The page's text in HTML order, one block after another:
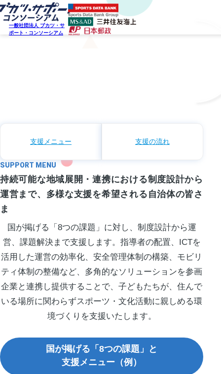
一般社団法人 ブカツ・サ
ポート・コンソーシアム
支援メニュー 支援の流れ
SUPPORT MENU
持続可能な地域展開・連携における制度設計から
運営まで、多様な支援を希望される自治体の皆さ
ま
国が掲げる「8つの課題」に対し、制度設計から運
営、課題解決まで支援します。指導者の配置、ICTを
活用した運営の効率化、安全管理体制の構築、モビリ
ティ体制の整備など、多角的なソリューションを参画
企業と連携し提供することで、子どもたちが、住んで
いる場所に関わらずスポーツ・文化活動に親しめる環
境づくりを支援いたします。
国が掲げる「8つの課題」と
支援メニュー（例）